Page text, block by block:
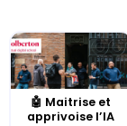
🤖 Maitrise et
apprivoise l’IA